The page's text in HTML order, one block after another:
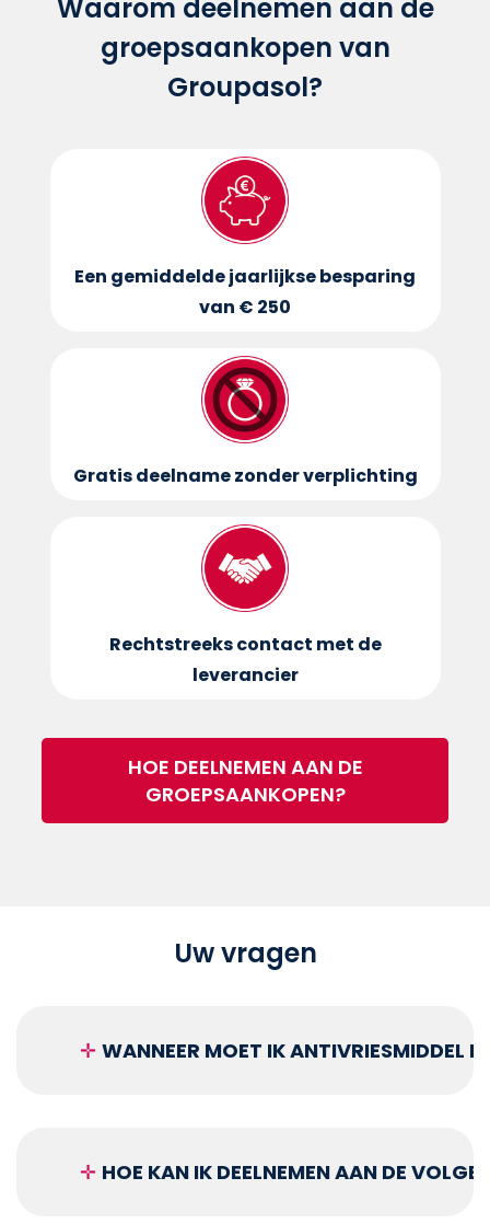
Waarom deelnemen aan de
groepsaankopen van
Groupasol?
Een gemiddelde jaarlijkse besparing
van € 250
Gratis deelname zonder verplichting
Rechtstreeks contact met de
leverancier
HOE DEELNEMEN AAN DE
GROEPSAANKOPEN?
Uw vragen
✛ WANNEER MOET IK ANTIVRIESMIDDEL
✛ HOE KAN IK DEELNEMEN AAN DE